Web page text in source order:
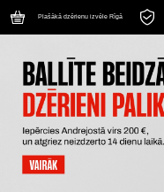
Plašākā dzērienu izvēle Rīgā